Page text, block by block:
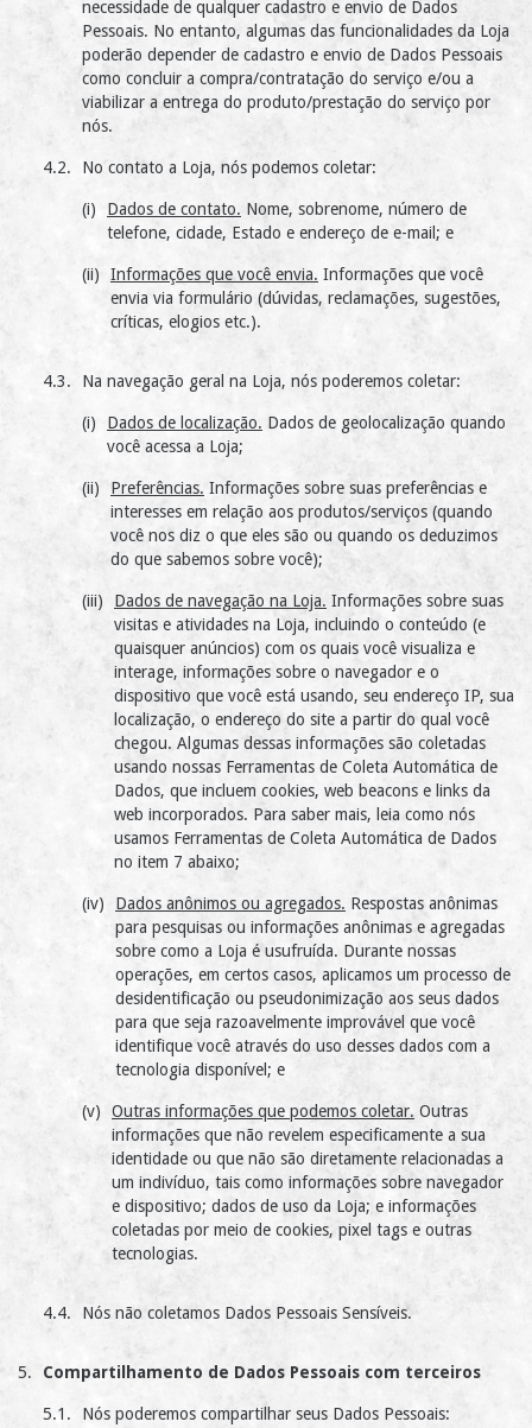
necessidade de qualquer cadastro e envio de Dados
Pessoais. No entanto, algumas das funcionalidades da Loja
poderão depender de cadastro e envio de Dados Pessoais
como concluir a compra/contratação do serviço e/ou a
viabilizar a entrega do produto/prestação do serviço por
nós.
No contato a Loja, nós podemos coletar:
Dados de contato. Nome, sobrenome, número de
telefone, cidade, Estado e endereço de e-mail; e
Informações que você envia. Informações que você
envia via formulário (dúvidas, reclamações, sugestões,
críticas, elogios etc.).
Na navegação geral na Loja, nós poderemos coletar:
Dados de localização. Dados de geolocalização quando
você acessa a Loja;
Preferências. Informações sobre suas preferências e
interesses em relação aos produtos/serviços (quando
você nos diz o que eles são ou quando os deduzimos
do que sabemos sobre você);
Dados de navegação na Loja. Informações sobre suas
visitas e atividades na Loja, incluindo o conteúdo (e
quaisquer anúncios) com os quais você visualiza e
interage, informações sobre o navegador e o
dispositivo que você está usando, seu endereço IP, sua
localização, o endereço do site a partir do qual você
chegou. Algumas dessas informações são coletadas
usando nossas Ferramentas de Coleta Automática de
Dados, que incluem cookies, web beacons e links da
web incorporados. Para saber mais, leia como nós
usamos Ferramentas de Coleta Automática de Dados
no item 7 abaixo;
Dados anônimos ou agregados. Respostas anônimas
para pesquisas ou informações anônimas e agregadas
sobre como a Loja é usufruída. Durante nossas
operações, em certos casos, aplicamos um processo de
desidentificação ou pseudonimização aos seus dados
para que seja razoavelmente improvável que você
identifique você através do uso desses dados com a
tecnologia disponível; e
Outras informações que podemos coletar. Outras
informações que não revelem especificamente a sua
identidade ou que não são diretamente relacionadas a
um indivíduo, tais como informações sobre navegador
e dispositivo; dados de uso da Loja; e informações
coletadas por meio de cookies, pixel tags e outras
tecnologias.
Nós não coletamos Dados Pessoais Sensíveis.
Compartilhamento de Dados Pessoais com terceiros
Nós poderemos compartilhar seus Dados Pessoais: